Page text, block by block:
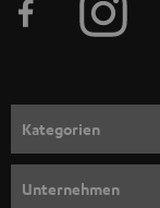
e
n
m
e
Kategorien
Unternehmen